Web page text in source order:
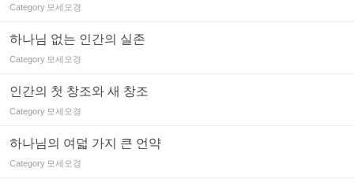
Category 모세오경
하나님 없는 인간의 실존
Category 모세오경
인간의 첫 창조와 새 창조
Category 모세오경
하나님의 여덟 가지 큰 언약
Category 모세오경